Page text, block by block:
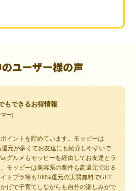
ユーザー様の声
もできるお得情報
ー）
イントを貯めています。モッピーは
元が多くてお友達にも紹介しやすいで
グルメもモッピーを経由してお友達とラ
モッピーは美容系の案件も高還元で出る
トブラ等も100%還元の実質無料でGET
げで子育てしながらも自分の楽しみがで